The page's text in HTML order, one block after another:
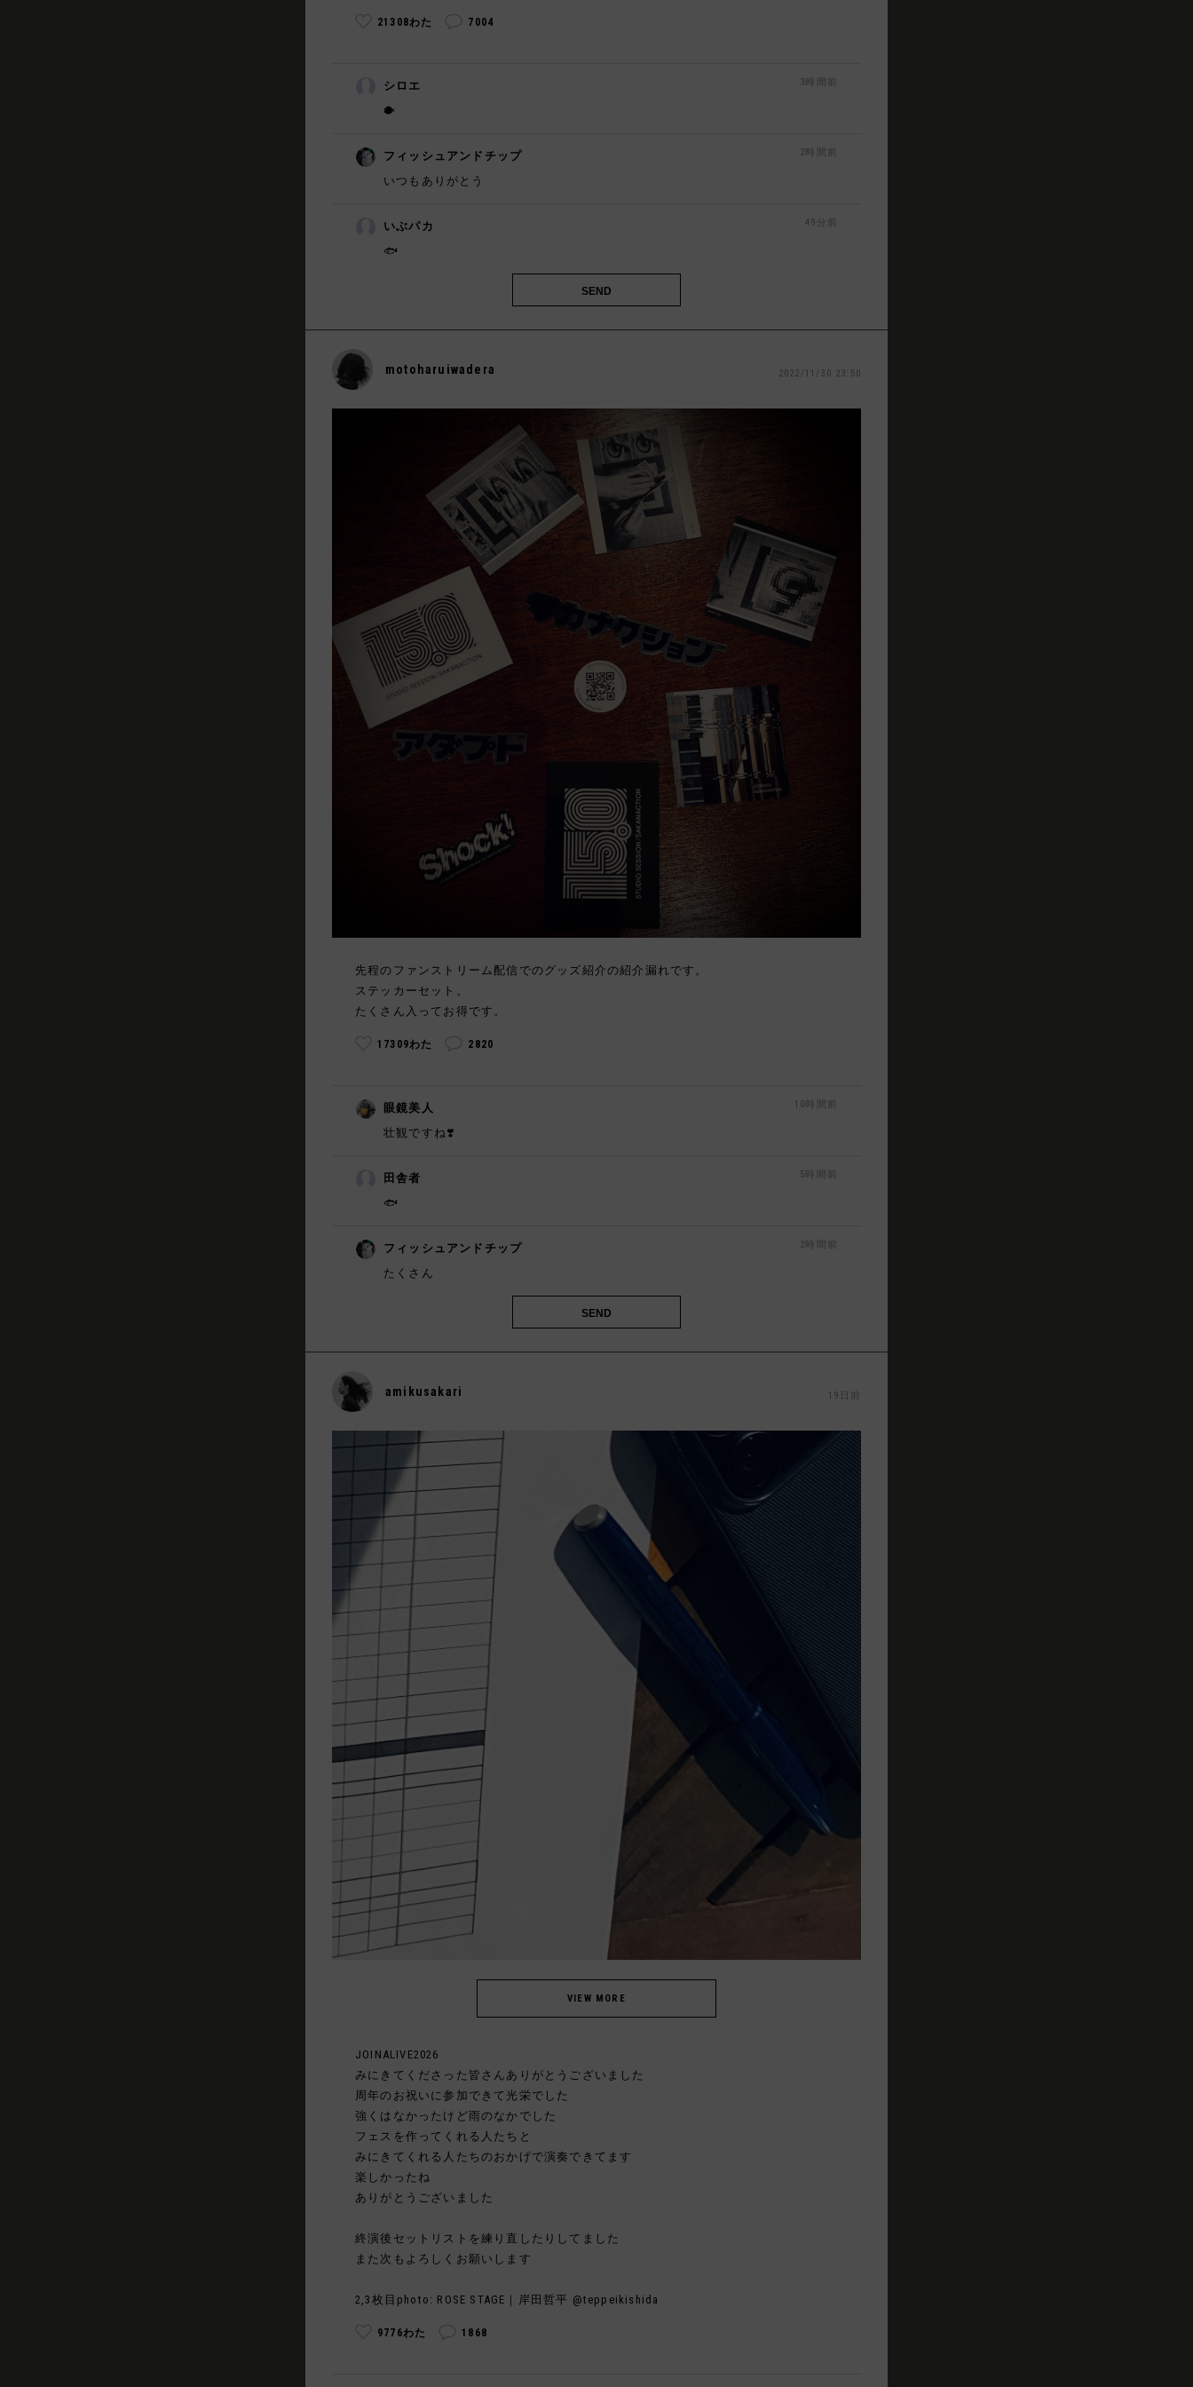
21308わた 7004
シロエ
🐡
3時間前
フィッシュアンドチップ
いつもありがとう
2時間前
いぶパカ
🐟
49分前
motoharuiwadera 2022/11/30 23:50
先程のファンストリーム配信でのグッズ紹介の紹介漏れです。
ステッカーセット。
たくさん入ってお得です。
17309わた 2820
眼鏡美人
壮観ですね❣️
10時間前
田舎者
🐟️
5時間前
フィッシュアンドチップ
たくさん
2時間前
amikusakari 19日前
JOINALIVE2026
みにきてくださった皆さんありがとうございました
周年のお祝いに参加できて光栄でした
強くはなかったけど雨のなかでした
フェスを作ってくれる人たちと
みにきてくれる人たちのおかげで演奏できてます
楽しかったね
ありがとうございました
終演後セットリストを練り直したりしてました
また次もよろしくお願いします
2,3枚目photo: ROSE STAGE｜岸田哲平 @teppeikishida
9776わた 1868